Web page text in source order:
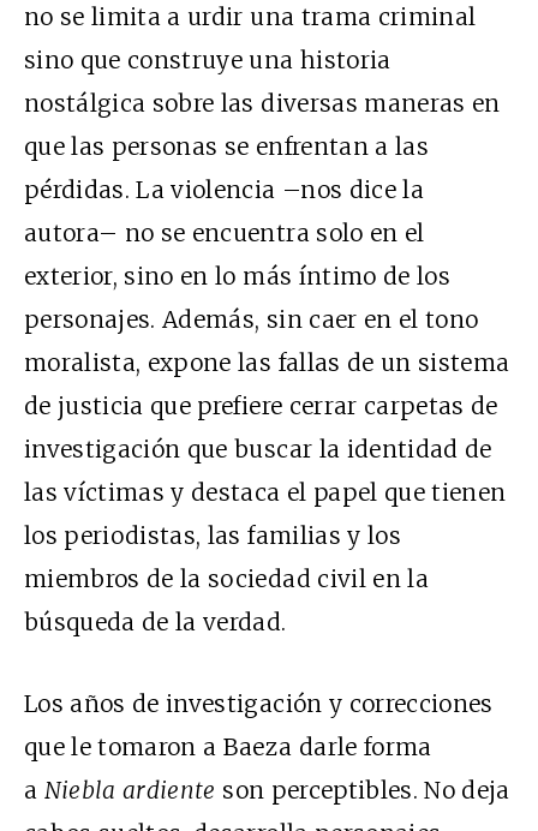
no se limita a urdir una trama criminal
sino que construye una historia
nostálgica sobre las diversas maneras en
que las personas se enfrentan a las
pérdidas. La violencia –nos dice la
autora– no se encuentra solo en el
exterior, sino en lo más íntimo de los
personajes. Además, sin caer en el tono
moralista, expone las fallas de un sistema
de justicia que prefiere cerrar carpetas de
investigación que buscar la identidad de
las víctimas y destaca el papel que tienen
los periodistas, las familias y los
miembros de la sociedad civil en la
búsqueda de la verdad.
Los años de investigación y correcciones
que le tomaron a Baeza darle forma
a Niebla ardiente son perceptibles. No deja